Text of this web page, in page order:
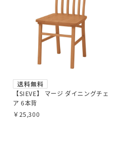
【SIEVE】 マージ ダイニングチェ
ア 6本背
￥25,300